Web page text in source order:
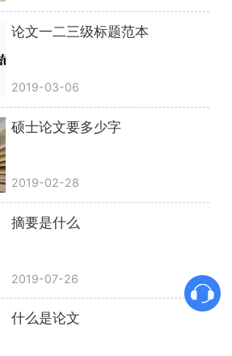
论文一二三级标题范本
2019-03-06
硕士论文要多少字
2019-02-28
摘要是什么
2019-07-26
什么是论文